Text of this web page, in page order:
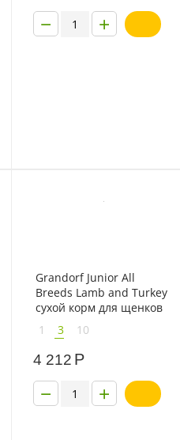
+
−
Grandorf Junior All
Breeds Lamb and Turkey
сухой корм для щенков
от 4 месяцев всех пород
ягненком с индейкой
1 3 10
4 212 Р
+
−